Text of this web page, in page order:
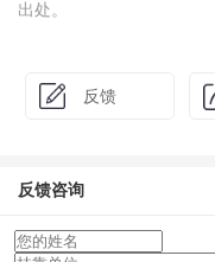
出处。
反馈
反馈咨询